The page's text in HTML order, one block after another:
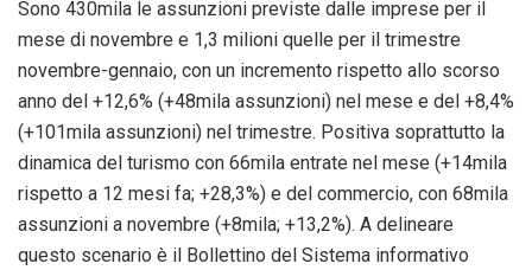
Sono 430mila le assunzioni previste dalle imprese per il
mese di novembre e 1,3 milioni quelle per il trimestre
novembre-gennaio, con un incremento rispetto allo scorso
anno del +12,6% (+48mila assunzioni) nel mese e del +8,4%
(+101mila assunzioni) nel trimestre. Positiva soprattutto la
dinamica del turismo con 66mila entrate nel mese (+14mila
rispetto a 12 mesi fa; +28,3%) e del commercio, con 68mila
assunzioni a novembre (+8mila; +13,2%). A delineare
questo scenario è il Bollettino del Sistema informativo